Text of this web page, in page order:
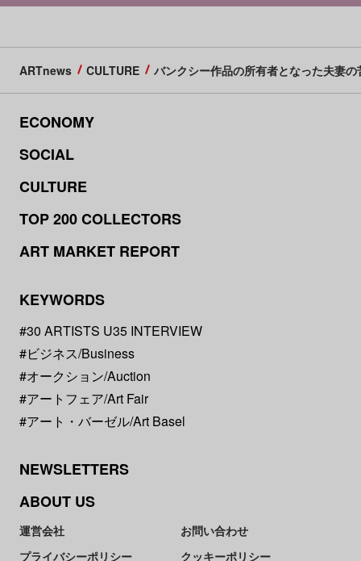
ARTnews CULTURE バンクシー作品の所有者となった夫妻
ECONOMY
SOCIAL
CULTURE
TOP 200 COLLECTORS
ART MARKET REPORT
KEYWORDS
#30 ARTISTS U35 INTERVIEW
#ビジネス/Business
#オークション/Auction
#アートフェア/Art Fair
#アート・バーゼル/Art Basel
NEWSLETTERS
ABOUT US
運営会社
お問い合わせ
プライバシーポリシー
クッキーポリシー